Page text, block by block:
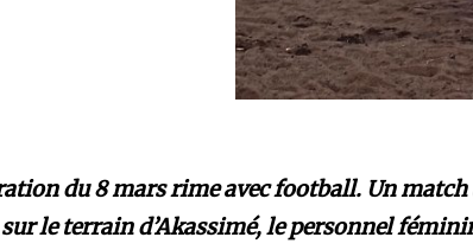
du 8 mars rime avec football. Un match
le terrain d’Akassimé, le personnel